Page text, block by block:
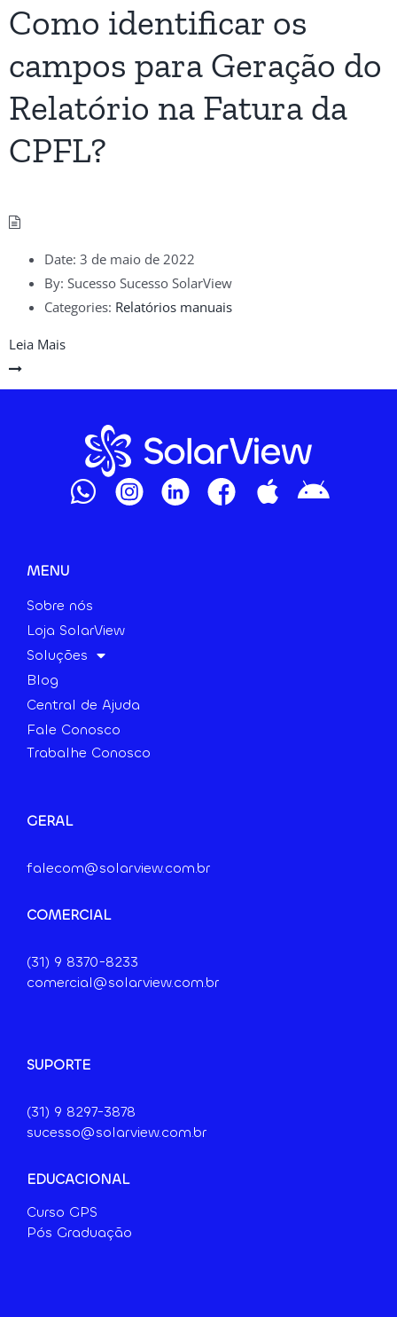
Como identificar os
campos para Geração do
Relatório na Fatura da
CPFL?
Date: 3 de maio de 2022
By: Sucesso Sucesso SolarView
Categories: Relatórios manuais
Leia Mais
MENU
Sobre nós
Loja SolarView
Soluções
Blog
Central de Ajuda
Fale Conosco
Trabalhe Conosco
GERAL
falecom@solarview.com.br
COMERCIAL
(31) 9 8370-8233
comercial@solarview.com.br
SUPORTE
(31) 9 8297-3878
sucesso@solarview.com.br
EDUCACIONAL
Curso GPS
Pós Graduação